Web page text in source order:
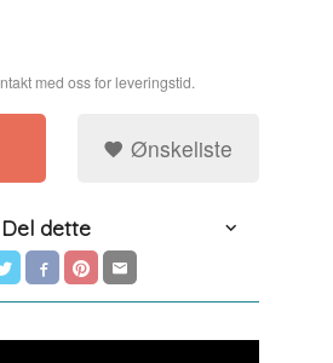
med oss for leveringstid.
Ønskeliste
Del dette